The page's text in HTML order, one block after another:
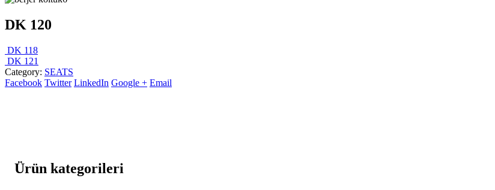
DK 120
DK 118
DK 121
Category: SEATS
Facebook Twitter LinkedIn Google + Email
Ürün kategorileri